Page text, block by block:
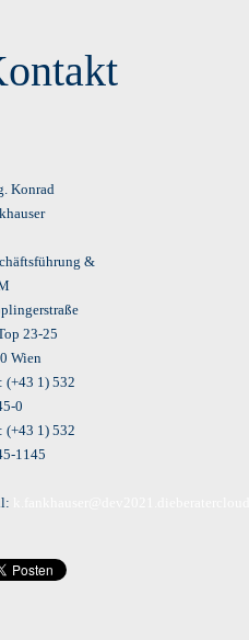
Konrad
&
23-25
Wien
(+43 1) 532
0
(+43 1) 532
1145